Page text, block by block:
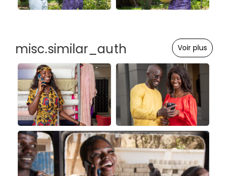
misc.similar_auth Voir plus